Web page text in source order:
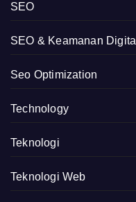
SEO
SEO & Keamanan Digital
Seo Optimization
Technology
Teknologi
Teknologi Web